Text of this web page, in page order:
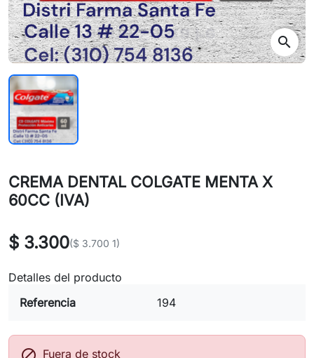
search
CREMA DENTAL COLGATE MENTA X
60CC (IVA)
$ 3.300($ 3.700 1)
Detalles del producto
Referencia
194
Fuera de stock